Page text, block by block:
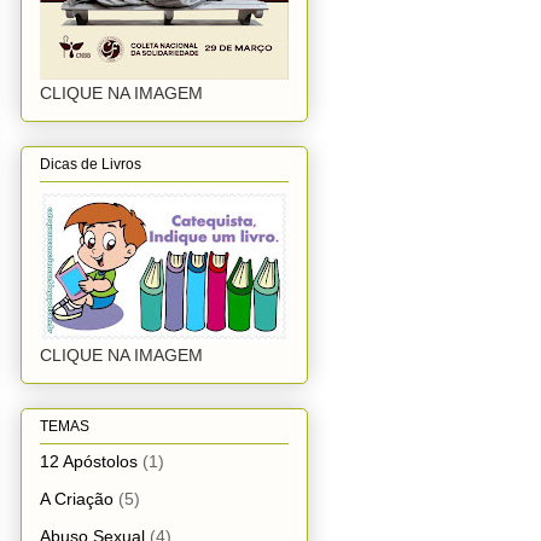
CLIQUE NA IMAGEM
Dicas de Livros
CLIQUE NA IMAGEM
TEMAS
12 Apóstolos (1)
A Criação (5)
Abuso Sexual (4)